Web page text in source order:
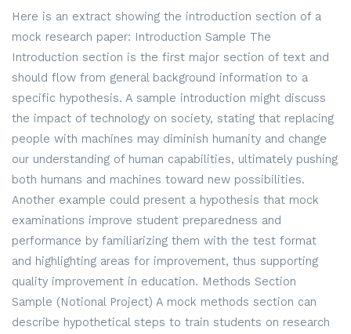
Here is an extract showing the introduction section of a
mock research paper: Introduction Sample The
Introduction section is the first major section of text and
should flow from general background information to a
specific hypothesis. A sample introduction might discuss
the impact of technology on society, stating that replacing
people with machines may diminish humanity and change
our understanding of human capabilities, ultimately pushing
both humans and machines toward new possibilities.
Another example could present a hypothesis that mock
examinations improve student preparedness and
performance by familiarizing them with the test format
and highlighting areas for improvement, thus supporting
quality improvement in education. Methods Section
Sample (Notional Project) A mock methods section can
describe hypothetical steps to train students on research